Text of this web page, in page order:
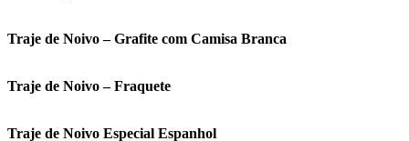
Traje de Noivo – Grafite com Camisa Branca
Traje de Noivo – Fraquete
Traje de Noivo Especial Espanhol